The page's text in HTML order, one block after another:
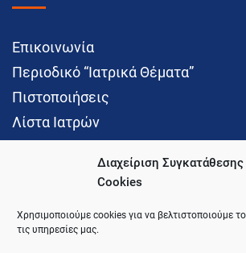
Διαχείριση Συγκατάθεσης
Cookies
Χρησιμοποιούμε cookies για να βελτιστοποιούμε
τις υπηρεσίες μας.
Επικοινωνία
Περιοδικό “Ιατρικά Θέματα”
Πιστοποιήσεις
Λίστα Ιατρών
Social Media